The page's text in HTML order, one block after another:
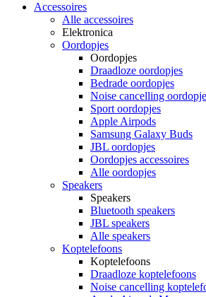
Accessoires
Alle accessoires
Elektronica
Oordopjes
Oordopjes
Draadloze oordopjes
Bedrade oordopjes
Noise cancelling
Sport oordopjes
Apple Airpods
Samsung Galaxy Buds
JBL oordopjes
Oordopjes accessoires
Alle oordopjes
Speakers
Speakers
Bluetooth speakers
JBL speakers
Alle speakers
Koptelefoons
Koptelefoons
Draadloze koptelefoons
Noise cancelling